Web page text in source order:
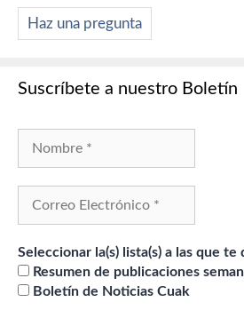
Haz una pregunta
Suscríbete a nuestro Boletín
Seleccionar la(s) lista(s) a las que
Resumen de publicaciones
Boletín de Noticias Cuak